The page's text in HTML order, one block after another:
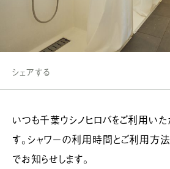
シェアする
いつも千葉ウシノヒロバをご利用いた
す。シャワーの利用時間とご利用方
でお知らせします。